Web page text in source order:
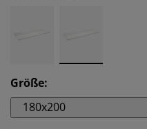
Größe:
180x200